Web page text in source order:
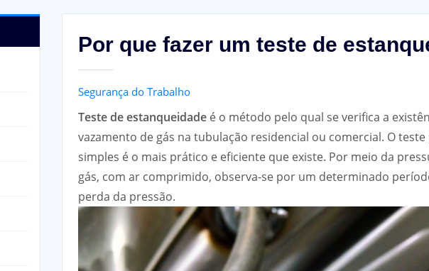
Por que fazer um teste de
Segurança do Trabalho
Teste de estanqueidade é o método pelo qual se verifica a
vazamento de gás na tubulação residencial ou comercial. O
simples é o mais prático e eficiente que existe. Por meio da
gás, com ar comprimido, observa-se por um determinado
perda da pressão.